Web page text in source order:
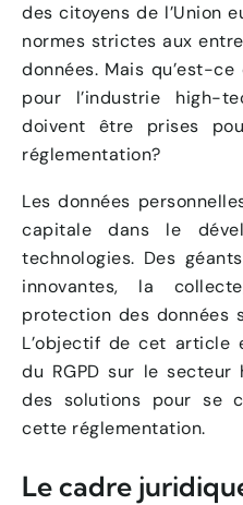
des citoyens de l’Union
normes strictes aux
données. Mais qu’est-
pour l’industrie high-
doivent être prises
réglementation?
Les données
capitale dans le
technologies. Des
innovantes, la
protection des données
L’objectif de cet article
du RGPD sur le
des solutions pour se
cette réglementation.
Le cadre